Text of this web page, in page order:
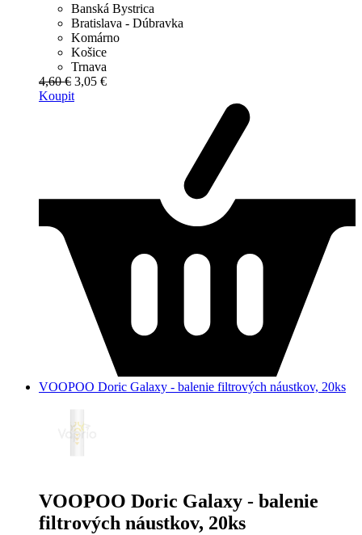
Banská Bystrica
Bratislava - Dúbravka
Komárno
Košice
Trnava
4,60 € 3,05 €
Koupit
VOOPOO Doric Galaxy - balenie filtrových náustkov, 20ks
VOOPOO Doric Galaxy - balenie
filtrových náustkov, 20ks